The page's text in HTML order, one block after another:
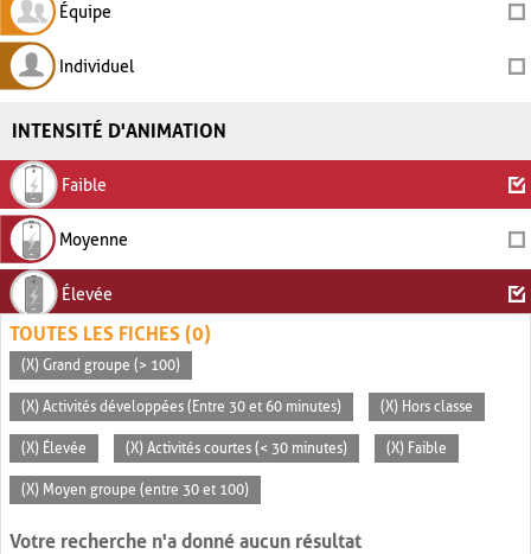
Équipe
Individuel
INTENSITÉ D'ANIMATION
Faible
Moyenne
Élevée
TOUTES LES FICHES (0)
(X) Grand groupe (> 100)
(X) Activités développées (Entre 30 et 60 minutes) (X) Hors classe
(X) Élevée (X) Activités courtes (< 30 minutes) (X) Faible
(X) Moyen groupe (entre 30 et 100)
Votre recherche n'a donné aucun résultat